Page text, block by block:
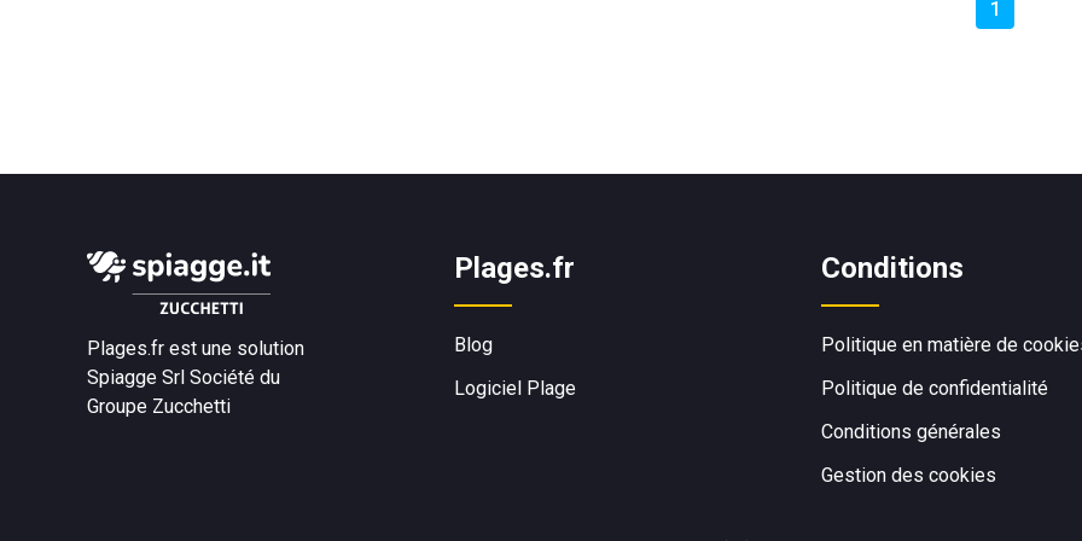
1
Plages.fr est une solution
Spiagge Srl Société du
Groupe Zucchetti
Plages.fr
Blog
Logiciel Plage
Conditions
Politique en matière de
Politique de confidentialité
Conditions générales
Gestion des cookies